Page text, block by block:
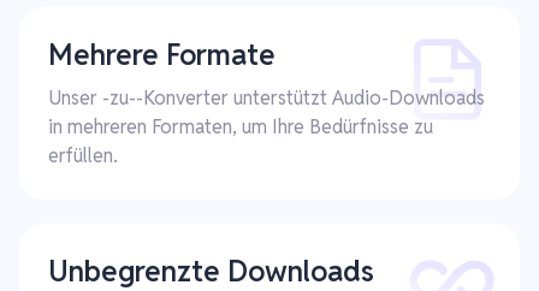
Mehrere Formate
Unser -zu--Konverter unterstützt Audio-Downloads
in mehreren Formaten, um Ihre Bedürfnisse zu
erfüllen.
Unbegrenzte Downloads